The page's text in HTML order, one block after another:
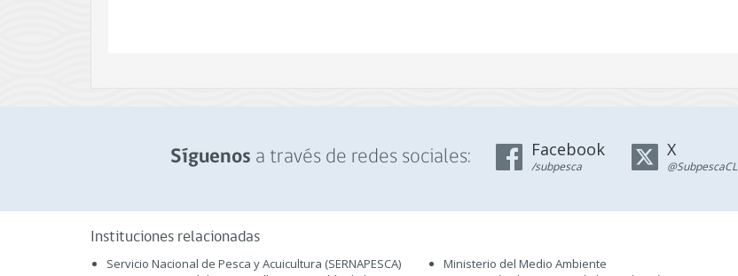
Síguenos a través de redes sociales: Facebook
/subpesca
X
@SubpescaCL
Instituciones relacionadas
Servicio Nacional de Pesca y Acuicultura (SERNAPESCA)
Ministerio del Medio Ambiente